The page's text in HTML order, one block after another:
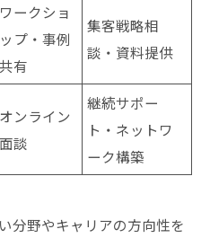
ワークショ
ップ・事例
共有
集客戦略相
談・資料提供
オンライン
面談
継続サポー
ト・ネットワ
ーク構築
分野やキャリアの方向性を